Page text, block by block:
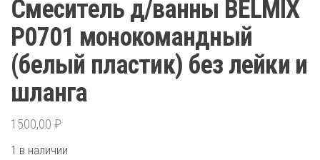
Смеситель д/ванны BELMIX
P0701 монокомандный
(белый пластик) без лейки и
шланга
1500,00 ₽
1 в наличии